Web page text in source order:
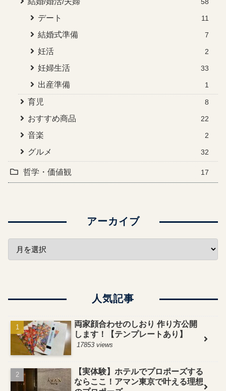
58
デート 11
結婚式準備 7
妊活 2
妊婦生活 33
出産準備 1
育児 8
おすすめ商品 22
音楽 2
グルメ 32
哲学・価値観 17
アーカイブ
人気記事
両家顔合わせのしおり 作り方公開
します！【テンプレートあり】
17853 views
【実体験】ホテルでプロポーズする
ならここ！アマン東京で叶える理想